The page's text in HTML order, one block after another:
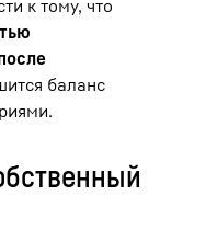
к тому, что
баланс